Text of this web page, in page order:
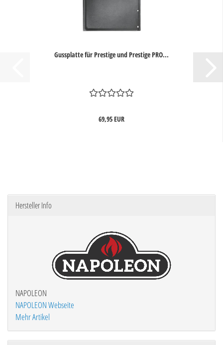
Gussplatte für Prestige und Prestige PRO...
69,95 EUR
Hersteller Info
NAPOLEON
NAPOLEON Webseite
Mehr Artikel